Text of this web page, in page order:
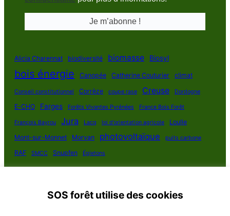
Alicia Charennat biodiversité biomasse Biosyl
bois énergie Canopée Catherine Couturier climat
Conseil constitutionnel Corrèze coupe rase Creuse Dordogne
E-CHO Farges Forêts Vivantes Pyrénées France Bois Forêt
François Bayrou Jura Lacq loi d'orientation agricole
Loulle
Mont-sur-Monnet
Morvan photovoltaïque puits carbone
RAF SMCC Snupfen Égletons
SOS Forêt France 2025
SOS forêt utilise des cookies